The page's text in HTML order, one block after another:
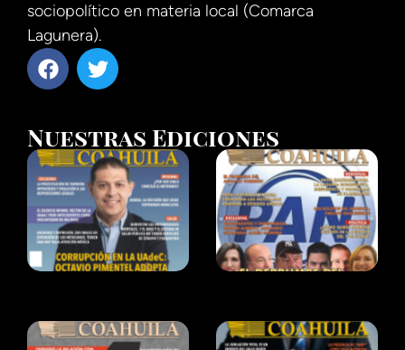
sociopolítico en materia local (Comarca
Lagunera).
Nuestras Ediciones